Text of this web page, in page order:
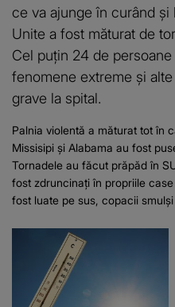
ce va ajunge în curând
Unite a fost măturat de
Cel puţin 24 de
fenomene extreme și
grave la spital.
Palnia violentă a măturat tot în
Missisipi și Alabama au fost
Tornadele au făcut prăpăd în
fost zdruncinați în propriile
fost luate pe sus, copacii